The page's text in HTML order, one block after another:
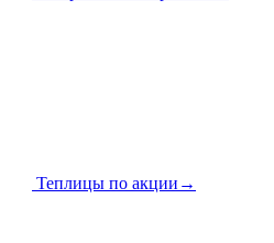
Теплицы по акции →